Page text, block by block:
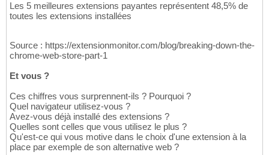
Les 5 meilleures extensions payantes représentent 48,5% de
toutes les extensions installées
Source : https://extensionmonitor.com/blog/breaking-down-the-
chrome-web-store-part-1
Et vous ?
Ces chiffres vous surprennent-ils ? Pourquoi ?
Quel navigateur utilisez-vous ?
Avez-vous déjà installé des extensions ?
Quelles sont celles que vous utilisez le plus ?
Qu'est-ce qui vous motive dans le choix d'une extension à la
place par exemple de son alternative web ?